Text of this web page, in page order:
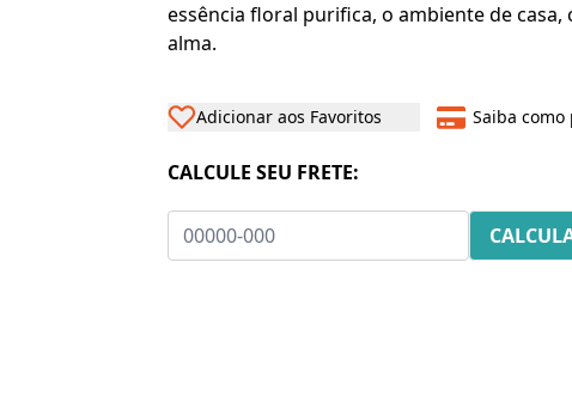
essência floral purifica, o ambiente de casa,
alma.
Adicionar aos Favoritos Saiba como
CALCULE SEU FRETE: